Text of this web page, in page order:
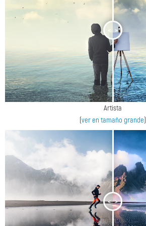
< >
Artista
(ver en tamaño grande)
< >